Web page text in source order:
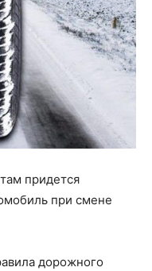
придется
при смене
дорожного